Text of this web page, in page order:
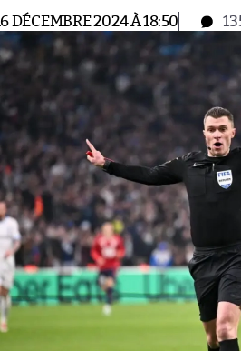
DÉCEMBRE 2024 À 18:50